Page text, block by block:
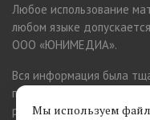
Любое использование
любом языке
ООО «ЮНИМЕДИА».
Вся информация была
публикацией. Однако
редакция заранее
Мы используем